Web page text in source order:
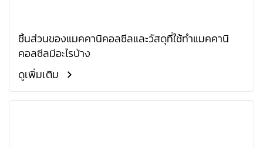
ชิ้นส่วนของแมคคานิคอลซีลและวัสดุที่ใช้ทำแมคคานิ
คอลซีลมีอะไรบ้าง
ดูเพิ่มเติม